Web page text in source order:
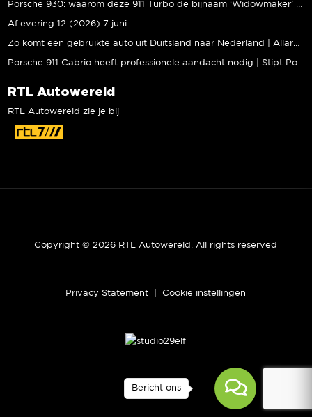
Bericht ons
Porsche 930: waarom deze 911 Turbo de bijnaam ‘Widowmaker’ kreeg | Gallery Aaldering
Aflevering 12 (2026) 7 juni
Zo komt een gebruikte auto uit Duitsland naar Nederland | Allard Kalff
Porsche 911 Cabrio heeft professionele aandacht nodig | Stipt Polish Point
RTL Autowereld
RTL Autowereld zie je bij
Copyright © 2026 RTL Autowereld. All rights reserved
Privacy Statement Cookie instellingen